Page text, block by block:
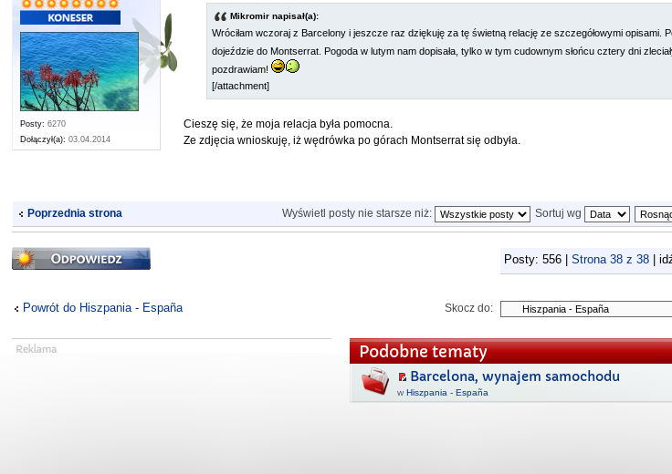
Posty: 6270
Dołączył(a): 03.04.2014
Mikromir napisał(a):
Wróciłam wczoraj z Barcelony i jeszcze raz dziękuję za tę świetną relację ze szczegółowymi opisami.
dojeździe do Montserrat. Pogoda w lutym nam dopisała, tylko w tym cudownym słońcu cztery dni
pozdrawiam!
[/attachment]
Cieszę się, że moja relacja była pomocna.
Ze zdjęcia wnioskuję, iż wędrówka po górach Montserrat się odbyła.
Poprzednia strona Wyświetl posty nie starsze niż: Sortuj wg
Odpowiedz Posty: 556 | Strona 38z 38|
Powrót do Hiszpania - España Skocz do:
Podobne tematy
Barcelona, wynajem samochodu
wHiszpania - España